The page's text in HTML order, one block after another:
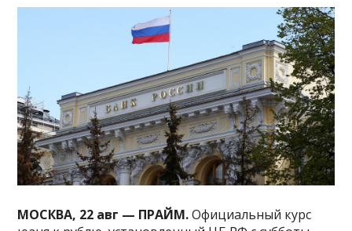
МОСКВА, 22 авг — ПРАЙМ.Официальный курс